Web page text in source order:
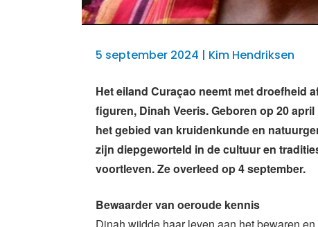
5 september 2024 | Kim Hendriksen
Het eiland Curaçao neemt met droefheid
figuren, Dinah Veeris. Geboren op 20
het gebied van kruidenkunde en
zijn diepgeworteld in de cultuur en
voortleven. Ze overleed op 4 september.
Bewaarder van oeroude kennis
Dinah wijdde haar leven aan het bewaren